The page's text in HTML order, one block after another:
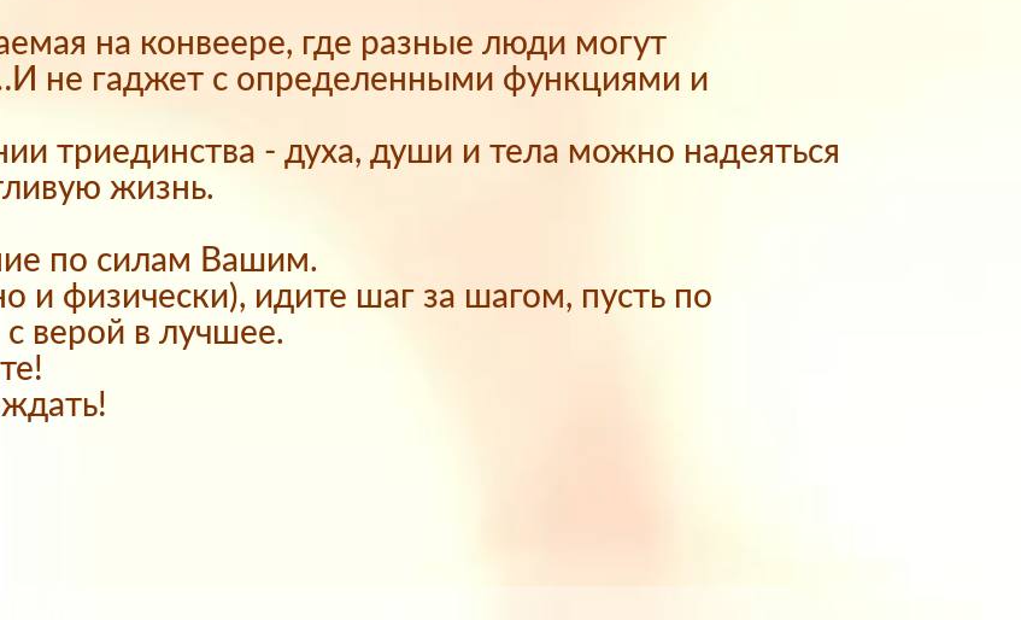
на конвеере, где разные люди могут
не гаджет с определенными функциями и
триединства - духа, души и тела можно надеяться
жизнь.
по силам Вашим.
и физически), идите шаг за шагом, пусть по
верой в лучшее.